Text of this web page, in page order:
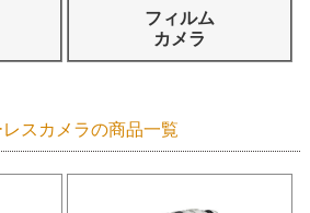
フィルム
カメラ
レスカメラの商品一覧